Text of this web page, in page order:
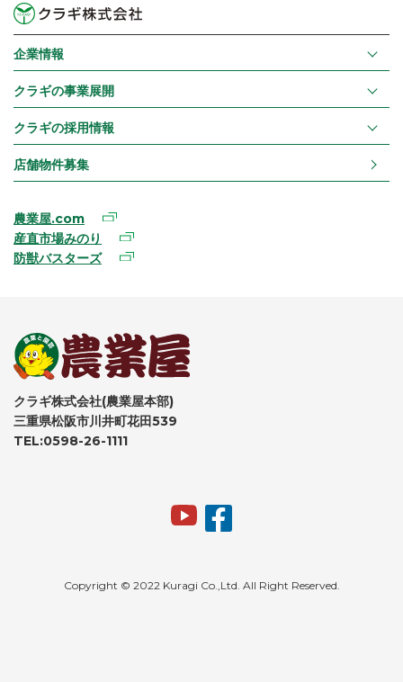
企業情報
クラギの事業展開
クラギの採用情報
店舗物件募集
農業屋.com
産直市場みのり
防獣バスターズ
クラギ株式会社(農業屋本部)
三重県松阪市川井町花田539
TEL:0598-26-1111
Copyright © 2022 Kuragi Co.,Ltd. All Right Reserved.